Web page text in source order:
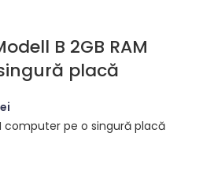
B 2GB RAM
placă